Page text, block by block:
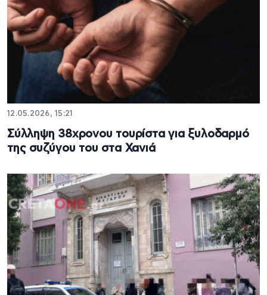
12.05.2026, 15:21
Σύλληψη 38χρονου τουρίστα για ξυλοδαρμό
της συζύγου του στα Χανιά